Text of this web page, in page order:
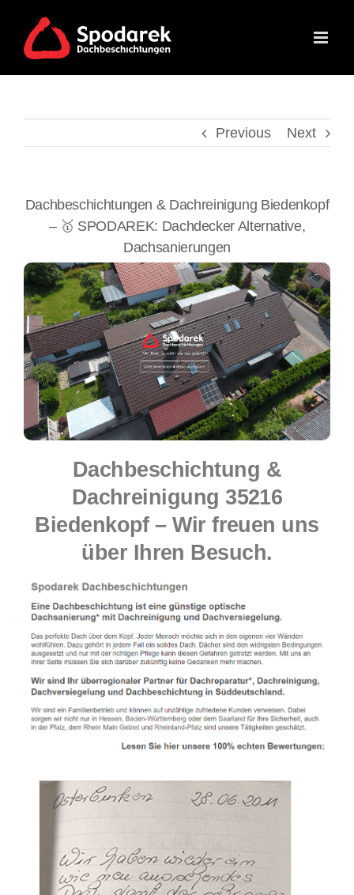
content
Previous Next
Dachbeschichtungen & Dachreinigung Biedenkopf
– 🥇 SPODAREK: Dachdecker Alternative,
Dachsanierungen
Dachbeschichtung &
Dachreinigung 35216
Biedenkopf – Wir freuen uns
über Ihren Besuch.